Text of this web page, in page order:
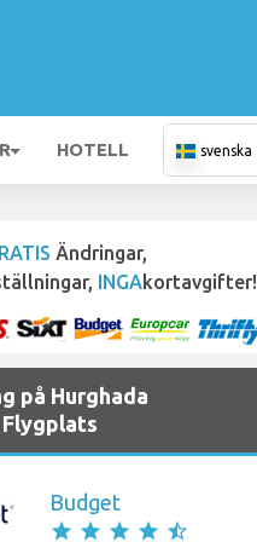
HOTELL svenska
Ändringar,
INGAkortavgifter!
på Hurghada
Budget
star star star star star_half